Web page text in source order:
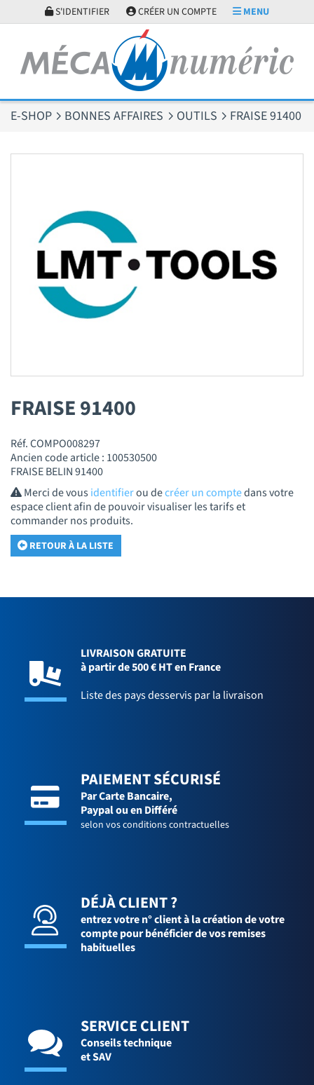
S'IDENTIFIER CRÉER UN COMPTE MENU
E-SHOP BONNES AFFAIRES OUTILS FRAISE 91400
FRAISE 91400
Réf. COMPO008297
Ancien code article : 100530500
FRAISE BELIN 91400
Merci de vousidentifierou decréer un comptedans votre
espace client afin de pouvoir visualiser les tarifs et
commander nos produits.
RETOUR À LA LISTE
LIVRAISON GRATUITE
à partir de 500 € HT en France
Liste des pays desservis par la livraison
PAIEMENT SÉCURISÉ
Par Carte Bancaire,
Paypal ou en Différé
selon vos conditions contractuelles
DÉJÀ CLIENT ?
entrez votre n° client à la création de votre
compte pour bénéficier de vos remises
habituelles
SERVICE CLIENT
Conseils technique
et SAV
Panneau de gestion des cookies